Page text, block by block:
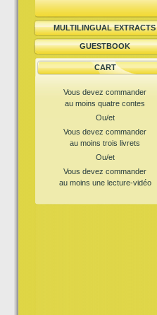
MULTILINGUAL EXTRACTS
GUESTBOOK
CART
Vous devez commander
au moins quatre contes
Ou/et
Vous devez commander
au moins trois livrets
Ou/et
Vous devez commander
au moins une lecture-vidéo